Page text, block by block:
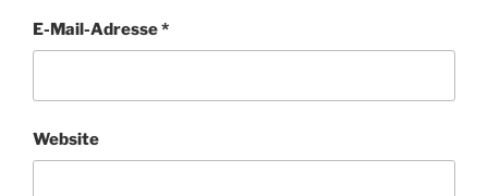
E-Mail-Adresse*
Website